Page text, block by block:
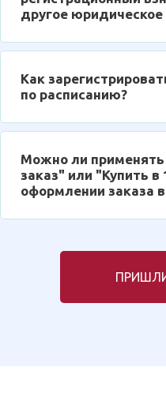
другое юридическое
Как
по расписанию?
Можно ли
заказ" или "Купить в
оформлении заказа в